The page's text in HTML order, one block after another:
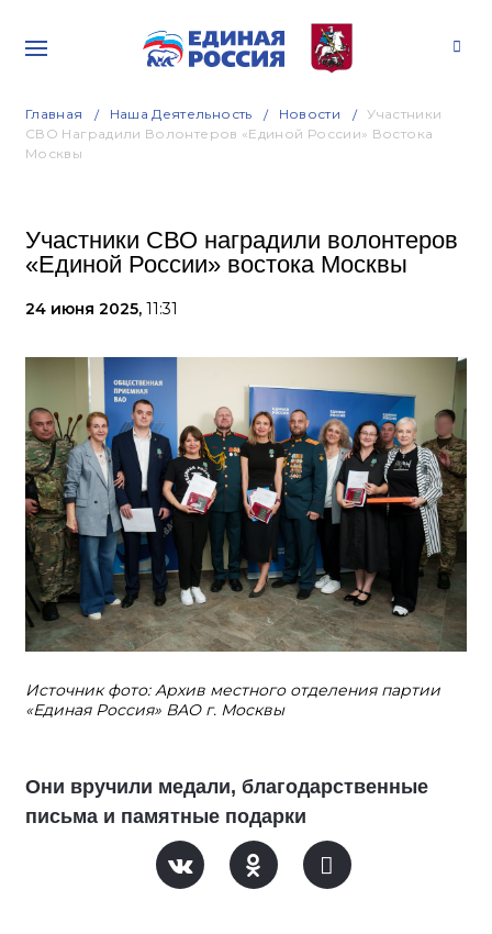
Главная Наша Деятельность Новости
Участники
СВО Наградили Волонтеров «Единой России» Востока
Москвы
Участники СВО наградили волонтеров
«Единой России» востока Москвы
24 июня 2025, 11:31
Источник фото: Архив местного отделения партии
«Единая Россия» ВАО г. Москвы
Они вручили медали, благодарственные
письма и памятные подарки